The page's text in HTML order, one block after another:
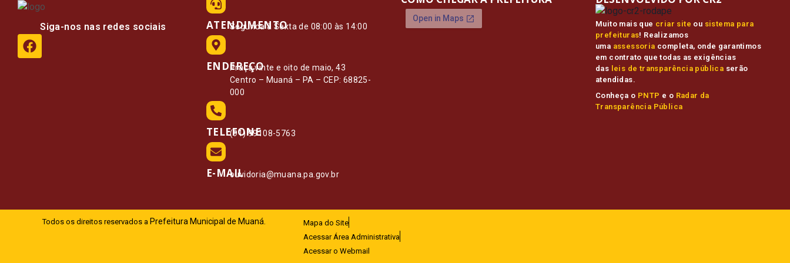
Siga-nos nas redes sociais ATENDIMENTO
Segunda à Sexta de 08:00 às 14:00
ENDEREÇO
Praça vinte e oito de maio, 43
Centro – Muaná – PA – CEP: 68825-
000
TELEFONE
(91) 99108-5763
E-MAILouvidoria@muana.pa.gov.br
Muito mais que criar site ou sistema para
prefeituras! Realizamos
uma assessoria completa, onde garantimos
em contrato que todas as exigências
das leis de transparência pública serão
atendidas.
Conheça o PNTP e o Radar da
Transparência Pública
Todos os direitos reservados a Prefeitura Municipal de Muaná.
Mapa do Site
Acessar Área Administrativa
Acessar o Webmail